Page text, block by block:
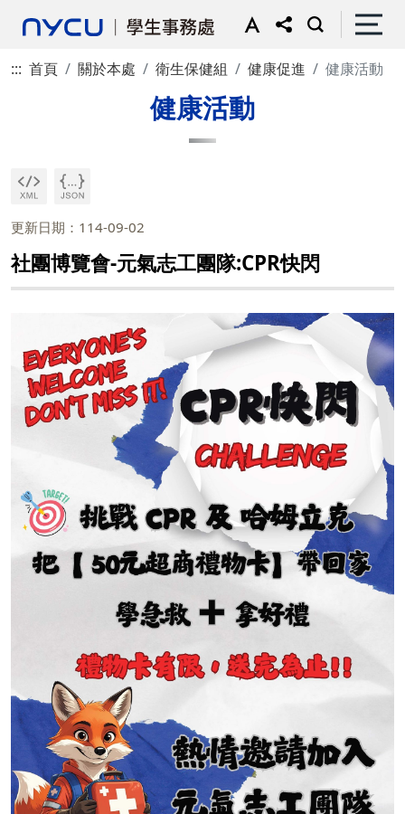
::: 首頁 關於本處 衛生保健組 健康促進 健康活動
健康活動
更新日期：114-09-02
社團博覽會-元氣志工團隊:CPR快閃